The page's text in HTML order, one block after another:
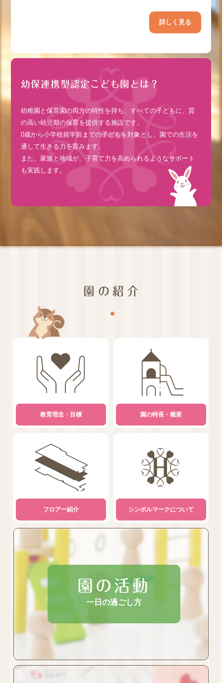
詳しく見る
幼保連携型認定こども園とは？
幼稚園と保育園の両方の特性を持ち、すべての子どもに、質
の高い幼児期の保育を提供する施設です。
0歳から小学校就学前までの子どもを対象とし、園での生活を
通して生きる力を育みます。
また、家族と地域が、子育て力を高められるようなサポート
も実践します。
園の紹介
教育理念・目標 園の特長・概要
フロアー紹介 シンボルマークについて
園の活動
一日の過ごし方